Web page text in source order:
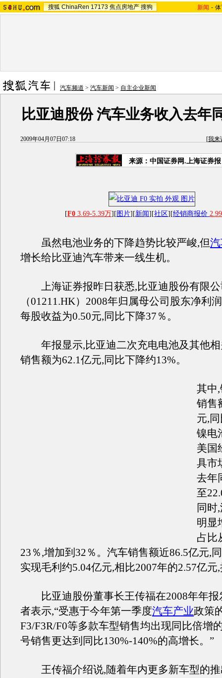
搜狐 ChinaRen 17173 焦点房地产 搜狗 新闻 -
汽车频道 > 汽车新闻 > 自主企业新闻
比亚迪股份 汽车业务收入去年
2009年04月07日07:18 [我来
来源：中国证券网.上海证券
[F0 3.69-5.39万][ 图片][新闻][社区][经销商报价 2.99
虽然电池业务的下降趋势比较严峻,但
增长给比亚迪汽车带来一线生机。
上海证券报昨日获悉,比亚迪股份有限公
（01211.HK）2008年归属母公司股东净利
每股收益为0.50元,同比下降37％。
年报显示,比亚迪二次充电电池及其他相
销售额为62.1亿元,同比下降约13%。
其中
销售
元,
镍电
美国
具市
去年
至
同时
明显
占比
23％,增加到32％。汽车销售额近86.5亿元,
实现毛利约5.04亿元,相比2007年的2.57亿元
比亚迪股份董事长王传福在2008年年报
者表示,“受惠于今年第一季度汽车产业政策
F3/F3R/F0等多款车型销售均出现同比倍增
号销售更达到同比130%-140%的高增长。”
王传福介绍说,随着年内更多新车型的推